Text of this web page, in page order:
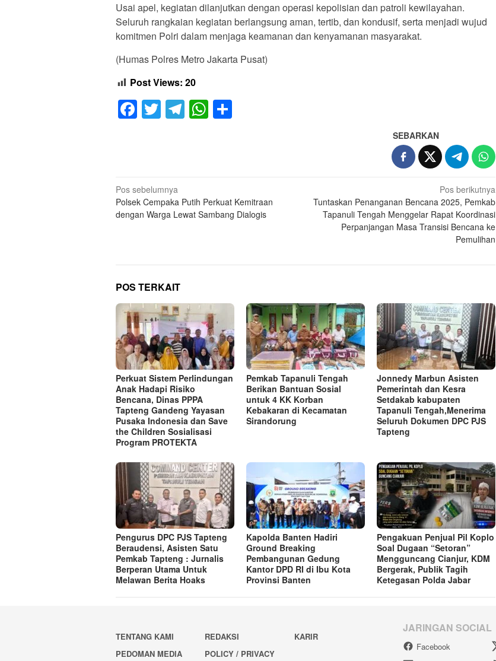
Usai apel, kegiatan dilanjutkan dengan operasi kepolisian dan patroli kewilayahan.
Seluruh rangkaian kegiatan berlangsung aman, tertib, dan kondusif, serta menjadi wujud
komitmen Polri dalam menjaga keamanan dan kenyamanan masyarakat.
(Humas Polres Metro Jakarta Pusat)
Post Views: 20
Facebook
TwitterTelegram
WhatsApp
SEBARKAN
Navigasi
pos
Pos sebelumnya
Polsek Cempaka Putih Perkuat Kemitraan
dengan Warga Lewat Sambang Dialogis
Pos berikutnya
Tuntaskan Penanganan Bencana 2025, Pemkab
Tapanuli Tengah Menggelar Rapat Koordinasi
Perpanjangan Masa Transisi Bencana ke
Pemulihan
POS TERKAIT
Perkuat Sistem Perlindungan
Anak Hadapi Risiko
Bencana, Dinas PPPA
Tapteng Gandeng Yayasan
Pusaka Indonesia dan Save
the Children Sosialisasi
Program PROTEKTA
Pemkab Tapanuli Tengah
Berikan Bantuan Sosial
untuk 4 KK Korban
Kebakaran di Kecamatan
Sirandorung
Jonnedy Marbun Asisten
Pemerintah dan Kesra
Setdakab kabupaten
Tapanuli Tengah,Menerima
Seluruh Dokumen DPC PJS
Tapteng
Pengurus DPC PJS Tapteng
Beraudensi, Asisten Satu
Pemkab Tapteng : Jurnalis
Berperan Utama Untuk
Melawan Berita Hoaks
Kapolda Banten Hadiri
Ground Breaking
Pembangunan Gedung
Kantor DPD RI di Ibu Kota
Provinsi Banten
Pengakuan Penjual Pil Koplo
Soal Dugaan “Setoran”
Mengguncang Cianjur, KDM
Bergerak, Publik Tagih
Ketegasan Polda Jabar
TENTANG KAMI REDAKSI
KARIR
PEDOMAN MEDIA
POLICY / PRIVACY
JARINGAN SOCIAL
Facebook